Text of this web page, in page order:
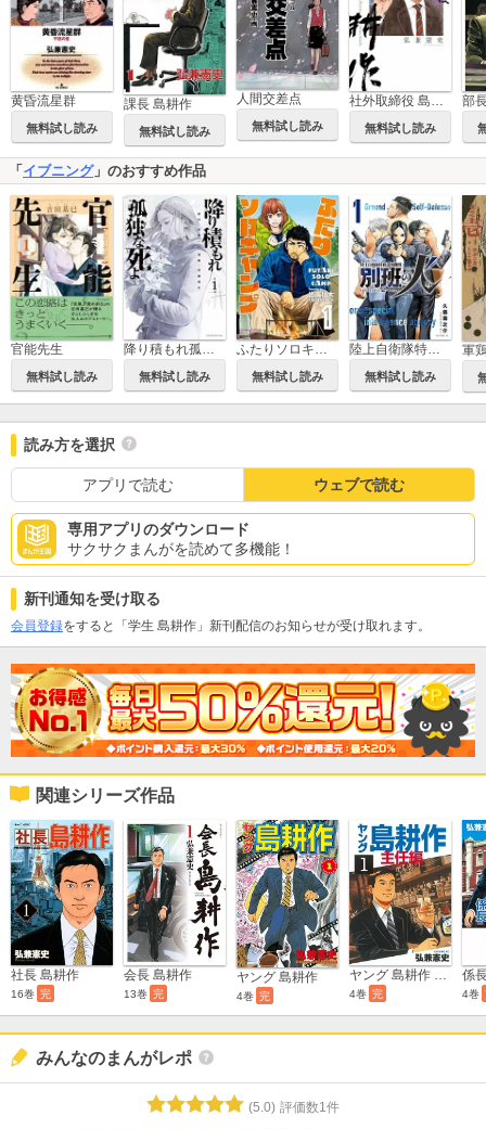
黄昏流星群
無料試し読み
課長 島耕作
無料試し読み
人間交差点
無料試し読み 無料試し読み
部
「 イブニング」のおすすめ作品
官能先生
無料試し読み
降り積もれ孤独な死よ
無料試し読み
ふたりソロキャンプ
無料試し読み
陸上自衛隊特務諜報機関 別班の犬
無料試し読み
軍
読み方を選択
アプリで読む ウェブで読む
専用アプリのダウンロード
サクサクまんがを読めて多機能！
新刊通知を受け取る
会員登録をすると「学生 島耕作」新刊配信のお知らせが受け取れます。
関連シリーズ作品
社長 島耕作
16巻 完
会長 島耕作
13巻 完
ヤング 島耕作
4巻 完 4巻 完
係
4巻
みんなのまんがレポ
(5.0) 評価数1件